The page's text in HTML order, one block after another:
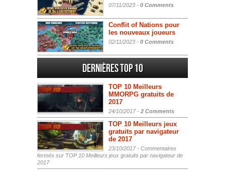
07/11/2023 - 0 Comments
Conflit of Nations pour
les nouveaux joueurs
02/11/2023 - 0 Comments
Dernières Top 10
TOP 10 Meilleurs
MMORPG gratuits de
2017
24/10/2017 - 2 Comments
TOP 10 Meilleurs jeux
gratuits par navigateur
de 2017
23/10/2017 - Commentaires
fermés sur TOP 10 Meilleurs jeux gratuits par navigateur de
2017